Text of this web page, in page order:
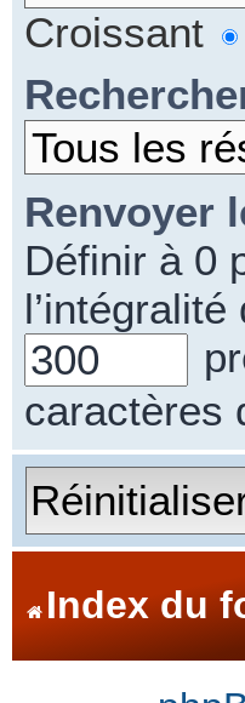
Croissant
Renvoyer
Définir à 0
caractères
Index du